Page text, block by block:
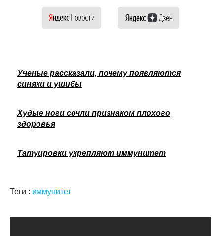
Ученые рассказали, почему появляются
синяки и ушибы
Худые ноги сочли признаком плохого
здоровья
Татуировки укрепляют иммунитет
Теги : иммунитет